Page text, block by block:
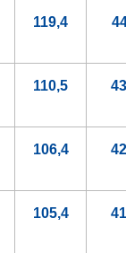
119,4
110,5
106,4
105,4